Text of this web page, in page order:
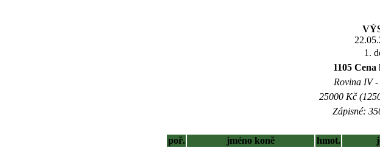
1.
1105
Rovina IV
25000 Kč
Zápisné:
poř.
jméno koně hmot.